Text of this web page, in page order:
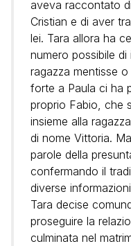
aveva raccontato
Cristian e di aver
lei. Tara allora ha
numero possibile
ragazza mentisse
forte a Paula ci ha
proprio Fabio, che
insieme alla
di nome Vittoria.
parole della
confermando il
diverse
Tara decise
proseguire la
culminata nel